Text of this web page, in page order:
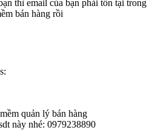
thì email của bạn phải tồn tại trong
bán hàng rồi
quản lý bán hàng
này nhé: 0979238890